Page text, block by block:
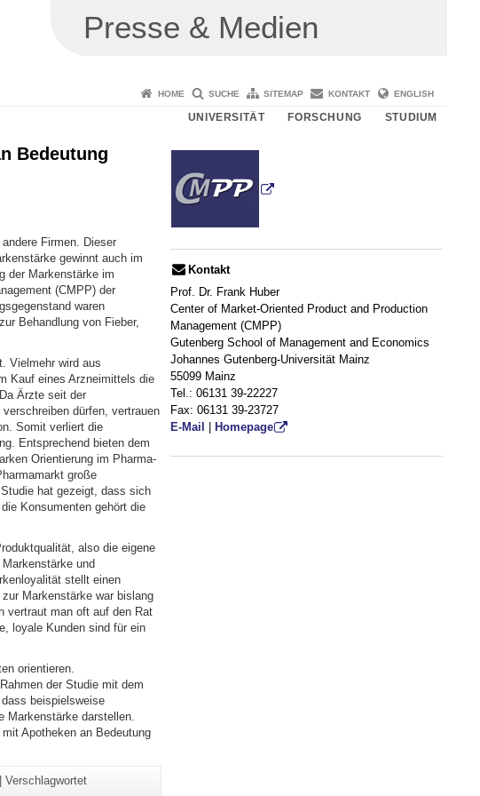
Presse & Medien
HOME SUCHE SITEMAP KONTAKT ENGLISH
UNIVERSITÄT FORSCHUNG STUDIUM
Bedeutung
Firmen. Dieser
gewinnt auch im
der Markenstärke im
(CMPP) der
waren
Behandlung von Fieber,
Vielmehr wird aus
Kauf eines Arzneimittels die
Ärzte seit der
dürfen, vertrauen
Somit verliert die
Entsprechend bieten dem
Orientierung im Pharma-
große
hat gezeigt, dass sich
Konsumenten gehört die
also die eigene
und
stellt einen
Markenstärke war bislang
vertraut man oft auf den Rat
loyale Kunden sind für ein
orientieren.
der Studie mit dem
beispielsweise
Markenstärke darstellen.
Apotheken an Bedeutung
|Verschlagwortet
Kontakt
Prof. Dr. Frank Huber
Center of Market-Oriented Product and Production
Management (CMPP)
Gutenberg School of Management and Economics
Johannes Gutenberg-Universität Mainz
55099 Mainz
Tel.: 06131 39-22227
Fax: 06131 39-23727
E-Mail
Homepage